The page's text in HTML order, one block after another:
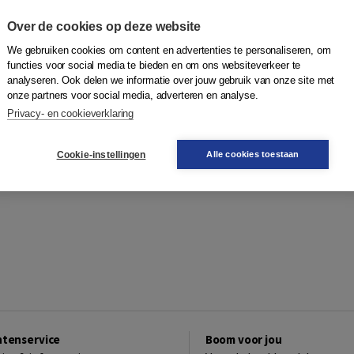
Boom voor jou
Over de cookies op deze website
We gebruiken cookies om content en advertenties te personaliseren, om
functies voor social media te bieden en om ons websiteverkeer te
analyseren. Ook delen we informatie over jouw gebruik van onze site met
onze partners voor social media, adverteren en analyse.
Privacy- en cookieverklaring
Cookie-instellingen Alle cookies toestaan